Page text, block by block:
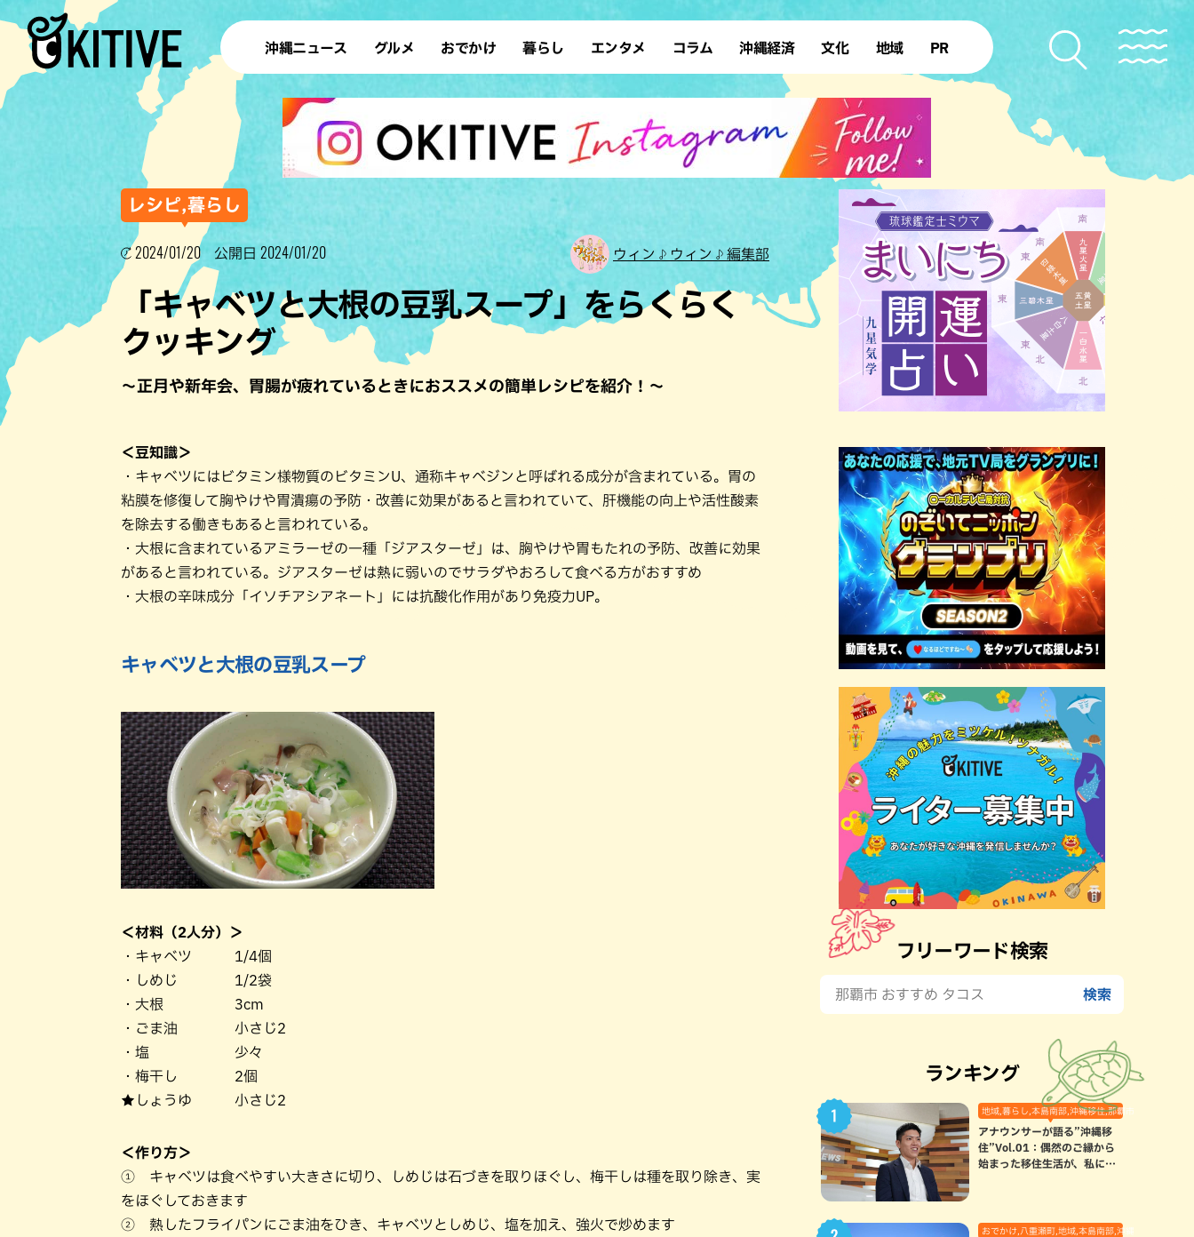
沖縄ニュース グルメ
ラーメン 沖縄そば
テイクアウト カフェ
すし・魚料理 和食・日本料理
アジア・エスニック
イタリアン
洋食・西洋料理 フレンチ
ステーキ・焼肉 焼鳥・串料理
その他の肉料理 居酒屋・バー
ブッフェ・バイキング
おでかけ
デート ドライブ
散歩 ソロ活
アート
ショッピング ホテル
サウナ 公園
暮らし
レシピ SDGs
ファッション ローカルニュース
沖縄移住 沖縄旧暦行事
エンタメ
スポーツ 占い
タレント・芸人 テレビ
コラム 沖縄経済 文化
復帰50年
地域
本島北部
本島南部 先島諸島
北部離島
PR
レシピ,暮らし
2024/01/20 公開日 2024/01/20 ウィン♪ウィン♪編集部
「キャベツと大根の豆乳スープ」をらくらく
クッキング
～正月や新年会、胃腸が疲れているときにおススメの簡単レシピを紹介！～
＜豆知識＞
・キャベツにはビタミン様物質のビタミンU、通称キャベジンと呼ばれる成分が含まれている。胃の
粘膜を修復して胸やけや胃潰瘍の予防・改善に効果があると言われていて、肝機能の向上や活性酸素
を除去する働きもあると言われている。
・大根に含まれているアミラーゼの一種「ジアスターゼ」は、胸やけや胃もたれの予防、改善に効果
があると言われている。ジアスターゼは熱に弱いのでサラダやおろして食べる方がおすすめ
・大根の辛味成分「イソチアシアネート」には抗酸化作用があり免疫力UP。
キャベツと大根の豆乳スープ
＜材料（2人分）＞
・キャベツ 1/4個
・しめじ 1/2袋
・大根 3cm
・ごま油 小さじ2
・塩 少々
・梅干し 2個
★しょうゆ 小さじ2
＜作り方＞
① キャベツは食べやすい大きさに切り、しめじは石づきを取りほぐし、梅干しは種を取り除き、実
をほぐしておきます
② 熱したフライパンにごま油をひき、キャベツとしめじ、塩を加え、強火で炒めます
フリーワード検索
ランキング
地域,暮らし,本島南部,沖縄移住,那覇市
アナウンサーが語る”沖縄移
住”Vol.01：偶然のご縁から
始まった移住生活が、私にと
おでかけ,八重瀬町,地域,本島南部,沖縄の海,自然